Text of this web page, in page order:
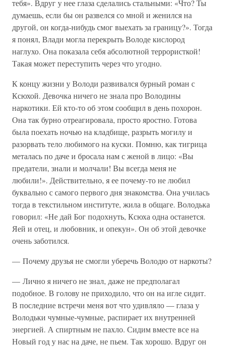
тебя». Вдруг у нее глаза сделались стальными: «Что? Ты
думаешь, если бы он развелся со мной и женился на
другой, он когда-нибудь смог выехать за границу?». Тогда
я понял, Влади могла перекрыть Володе кислород
наглухо. Она показала себя абсолютной террористкой!
Такая может переступить через что угодно.
К концу жизни у Володи развивался бурный роман с
Ксюхой. Девочка ничего не знала про Володины
наркотики. Ей кто-то об этом сообщил в день похорон.
Она так бурно отреагировала, просто яростно. Готова
была поехать ночью на кладбище, разрыть могилу и
разорвать тело любимого на куски. Помню, как тигрица
металась по даче и бросала нам с женой в лицо: «Вы
предатели, знали и молчали! Вы всегда меня не
любили!». Действительно, я ее почему-то не любил
буквально с самого первого дня знакомства. Она училась
тогда в текстильном институте, жила в общаге. Володька
говорил: «Не дай Бог подохнуть, Ксюха одна останется.
Яей и отец, и любовник, и опекун». Он об этой девочке
очень заботился.
— Почему друзья не смогли уберечь Володю от наркоты?
— Лично я ничего не знал, даже не предполагал
подобное. В голову не приходило, что он на игле сидит.
В последние встречи меня вот что удивляло — глаза у
Володьки чумные-чумные, распирает их внутренней
энергией. А спиртным не пахло. Сидим вместе все на
Новый год у нас на даче, не пьем. Так хорошо. Вдруг он